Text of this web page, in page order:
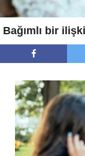
Bağımlı bir